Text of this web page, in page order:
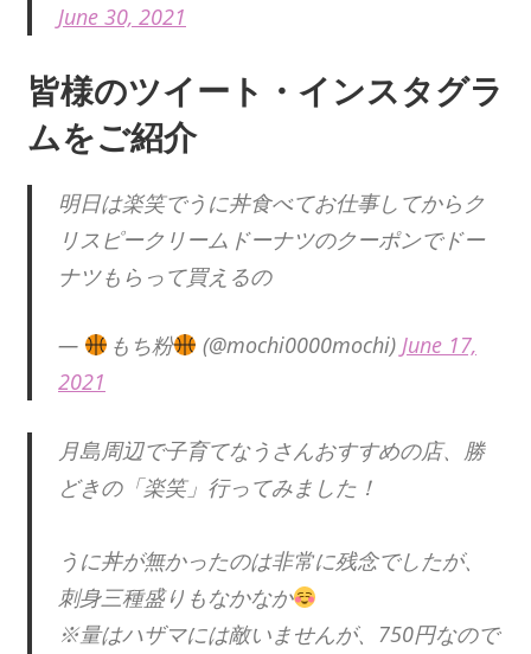
June 30, 2021
皆様のツイート・インスタグラ
ムをご紹介
明日は楽笑でうに丼食べてお仕事してからク
リスピークリームドーナツのクーポンでドー
ナツもらって買えるの
— もち粉 (@mochi0000mochi) June 17,
2021
月島周辺で子育てなうさんおすすめの店、勝
どきの「楽笑」行ってみました！
うに丼が無かったのは非常に残念でしたが、
刺身三種盛りもなかなか
※量はハザマには敵いませんが、750円なので